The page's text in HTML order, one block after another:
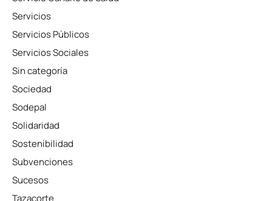
Servicios
Servicios Públicos
Servicios Sociales
Sin categoría
Sociedad
Sodepal
Solidaridad
Sostenibilidad
Subvenciones
Sucesos
Tazacorte